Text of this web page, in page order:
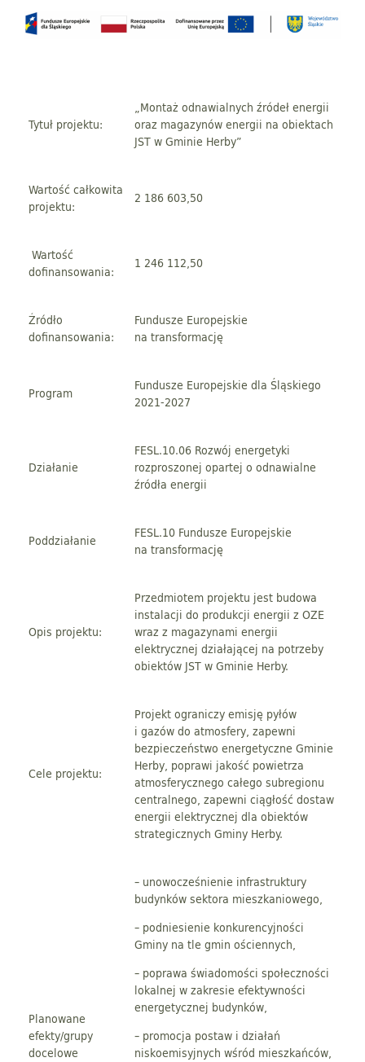
Tytuł projektu:
„Montaż odnawialnych źródeł energii
oraz magazynów energii na obiektach
JST w Gminie Herby”
Wartość całkowita
projektu:
2 186 603,50
Wartość
dofinansowania:
1 246 112,50
Źródło
dofinansowania:
Fundusze Europejskie
na transformację
Program
Fundusze Europejskie dla Śląskiego
2021-2027
Działanie
FESL.10.06 Rozwój energetyki
rozproszonej opartej o odnawialne
źródła energii
Poddziałanie
FESL.10 Fundusze Europejskie
na transformację
Opis projektu:
Przedmiotem projektu jest budowa
instalacji do produkcji energii z OZE
wraz z magazynami energii
elektrycznej działającej na potrzeby
obiektów JST w Gminie Herby.
Cele projektu:
Projekt ograniczy emisję pyłów
i gazów do atmosfery, zapewni
bezpieczeństwo energetyczne Gminie
Herby, poprawi jakość powietrza
atmosferycznego całego subregionu
centralnego, zapewni ciągłość dostaw
energii elektrycznej dla obiektów
strategicznych Gminy Herby.
Planowane
efekty/grupy
docelowe
– unowocześnienie infrastruktury
budynków sektora mieszkaniowego,
– podniesienie konkurencyjności
Gminy na tle gmin ościennych,
– poprawa świadomości społeczności
lokalnej w zakresie efektywności
energetycznej budynków,
– promocja postaw i działań
niskoemisyjnych wśród mieszkańców,